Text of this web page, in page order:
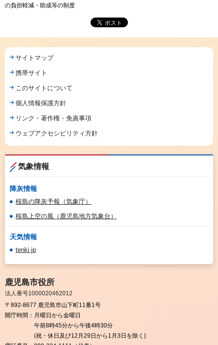
の負担軽減・助成等の制度
サイトマップ
携帯サイト
このサイトについて
個人情報保護方針
リンク・著作権・免責事項
ウェブアクセシビリティ方針
気象情報
降灰情報
桜島の降灰予報（気象庁）
桜島上空の風（鹿児島地方気象台）
天気情報
tenki.jp
鹿児島市役所
法人番号1000020462012
〒892-8677 鹿児島市山下町11番1号
開庁時間： 月曜日から金曜日
午前8時45分から午後4時30分
(祝・休日及び12月29日から1月3日を除く)